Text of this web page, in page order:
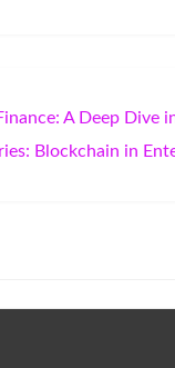
A Deep Dive
Blockchain in